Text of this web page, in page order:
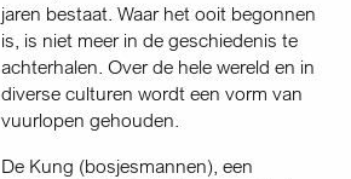
jaren bestaat. Waar het ooit begonnen
is, is niet meer in de geschiedenis te
achterhalen. Over de hele wereld en in
diverse culturen wordt een vorm van
vuurlopen gehouden.
De Kung (bosjesmannen), een